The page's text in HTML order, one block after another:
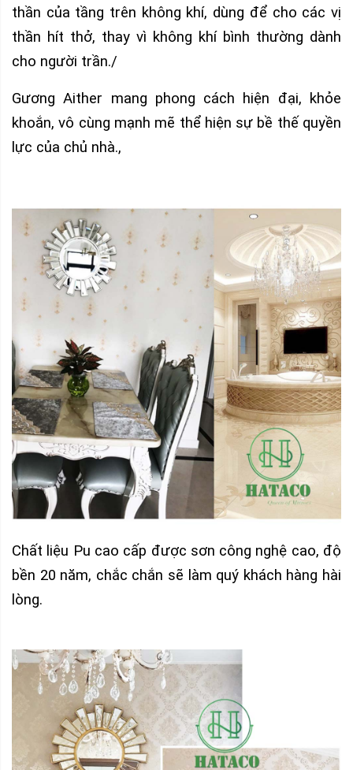
thần của tầng trên không khí, dùng để cho các vị
thần hít thở, thay vì không khí bình thường dành
cho người trần./
Gương Aither mang phong cách hiện đại, khỏe
khoắn, vô cùng mạnh mẽ thể hiện sự bề thế quyền
lực của chủ nhà.,
Chất liệu Pu cao cấp được sơn công nghệ cao, độ
bền 20 năm, chắc chắn sẽ làm quý khách hàng hài
lòng.